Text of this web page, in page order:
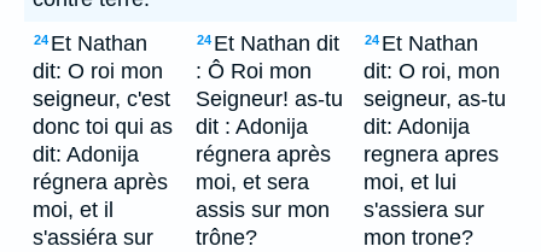
24 Et Nathan
dit: O roi mon
seigneur, c'est
donc toi qui as
dit: Adonija
régnera après
moi, et il
s'assiéra sur
24 Et Nathan dit
: Ô Roi mon
Seigneur! as-tu
dit : Adonija
régnera après
moi, et sera
assis sur mon
trône?
24 Et Nathan
dit: O roi, mon
seigneur, as-tu
dit: Adonija
regnera apres
moi, et lui
s'assiera sur
mon trone?